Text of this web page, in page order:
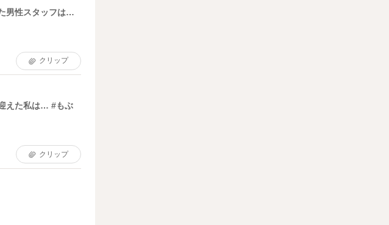
男性スタッフは…
クリップ
えた私は… #もぶ
クリップ